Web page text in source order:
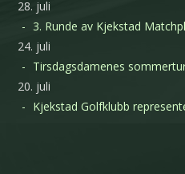
28. juli
3. Runde av Kjekstad
24. juli
Tirsdagsdamenes
20. juli
Kjekstad Golfklubb